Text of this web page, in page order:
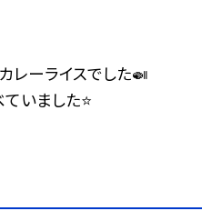
レーライスでした🍛
いました⭐️